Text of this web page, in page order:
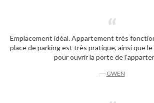
Emplacement idéal. Appartement très
place de parking est très pratique, ainsi que
pour ouvrir la porte de
― GWEN